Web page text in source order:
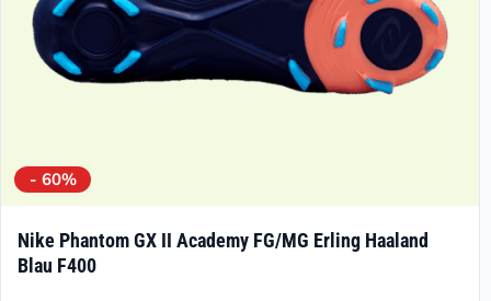
gewählt
werden
- 60%
Nike Phantom GX II Academy FG/MG Erling Haaland
Blau F400